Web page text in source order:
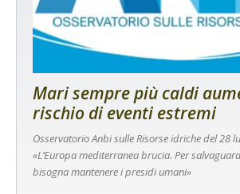
Mari sempre più caldi
rischio di eventi estremi
Osservatorio Anbi sulle Risorse idriche del 28
«L’Europa mediterranea brucia. Per
bisogna mantenere i presidi umani»